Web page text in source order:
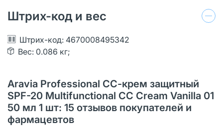
Штрих-код и вес
Штрих-код: 4670008495342
Вес: 0.086 кг;
Aravia Professional СС-крем защитный
SPF-20 Multifunctional CC Cream Vanilla 01
50 мл 1 шт: 15 отзывов покупателей и
фармацевтов